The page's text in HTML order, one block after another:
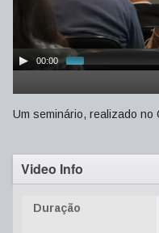
00:00
Um seminário, realizado no
Video Info
Duração